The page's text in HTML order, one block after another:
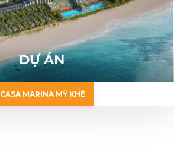
DỰ ÁN
CASA MARINA MỸ KHÊ